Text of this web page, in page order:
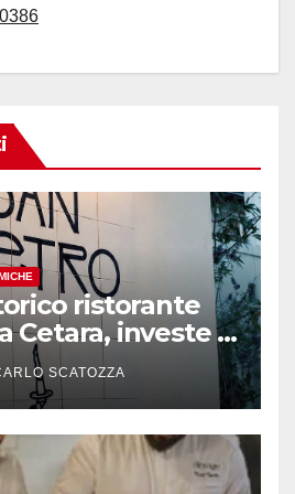
ristorante
Cetara, investe il
SCATOZZA